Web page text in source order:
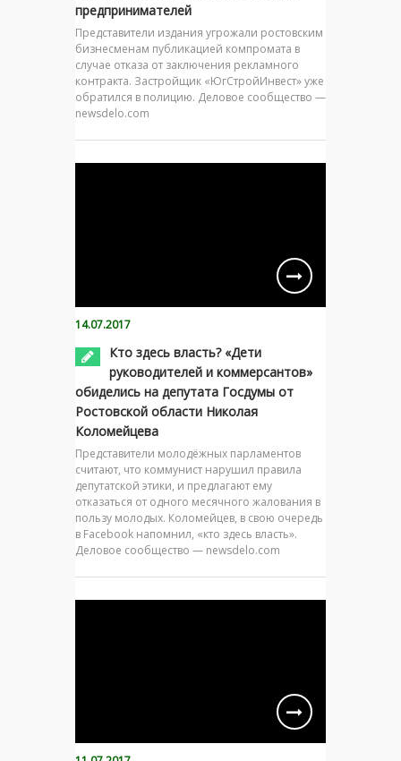
предпринимателей
Представители издания угрожали ростовским
бизнесменам публикацией компромата в
случае отказа от заключения рекламного
контракта. Застройщик «ЮгСтройИнвест» уже
обратился в полицию. Деловое сообщество —
newsdelo.com
14.07.2017
Кто здесь власть? «Дети
руководителей и коммерсантов»
обиделись на депутата Госдумы от
Ростовской области Николая
Коломейцева
Представители молодёжных парламентов
считают, что коммунист нарушил правила
депутатской этики, и предлагают ему
отказаться от одного месячного жалования в
пользу молодых. Коломейцев, в свою очередь
в Facebook напомнил, «кто здесь власть».
Деловое сообщество — newsdelo.com